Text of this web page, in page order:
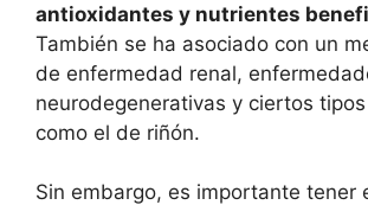
antioxidantes y nutrientes
También se ha asociado con un
de enfermedad renal,
neurodegenerativas y ciertos
como el de riñón.
Sin embargo, es importante tener